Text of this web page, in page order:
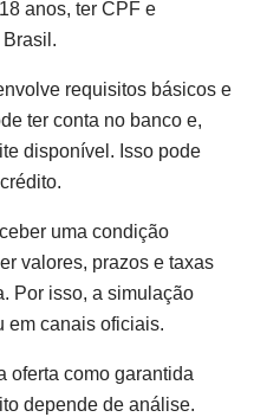
anos, ter CPF e
requisitos básicos e
ter conta no banco e,
disponível. Isso pode
uma condição
valores, prazos e taxas
Por isso, a simulação
em canais oficiais.
oferta como garantida
depende de análise.